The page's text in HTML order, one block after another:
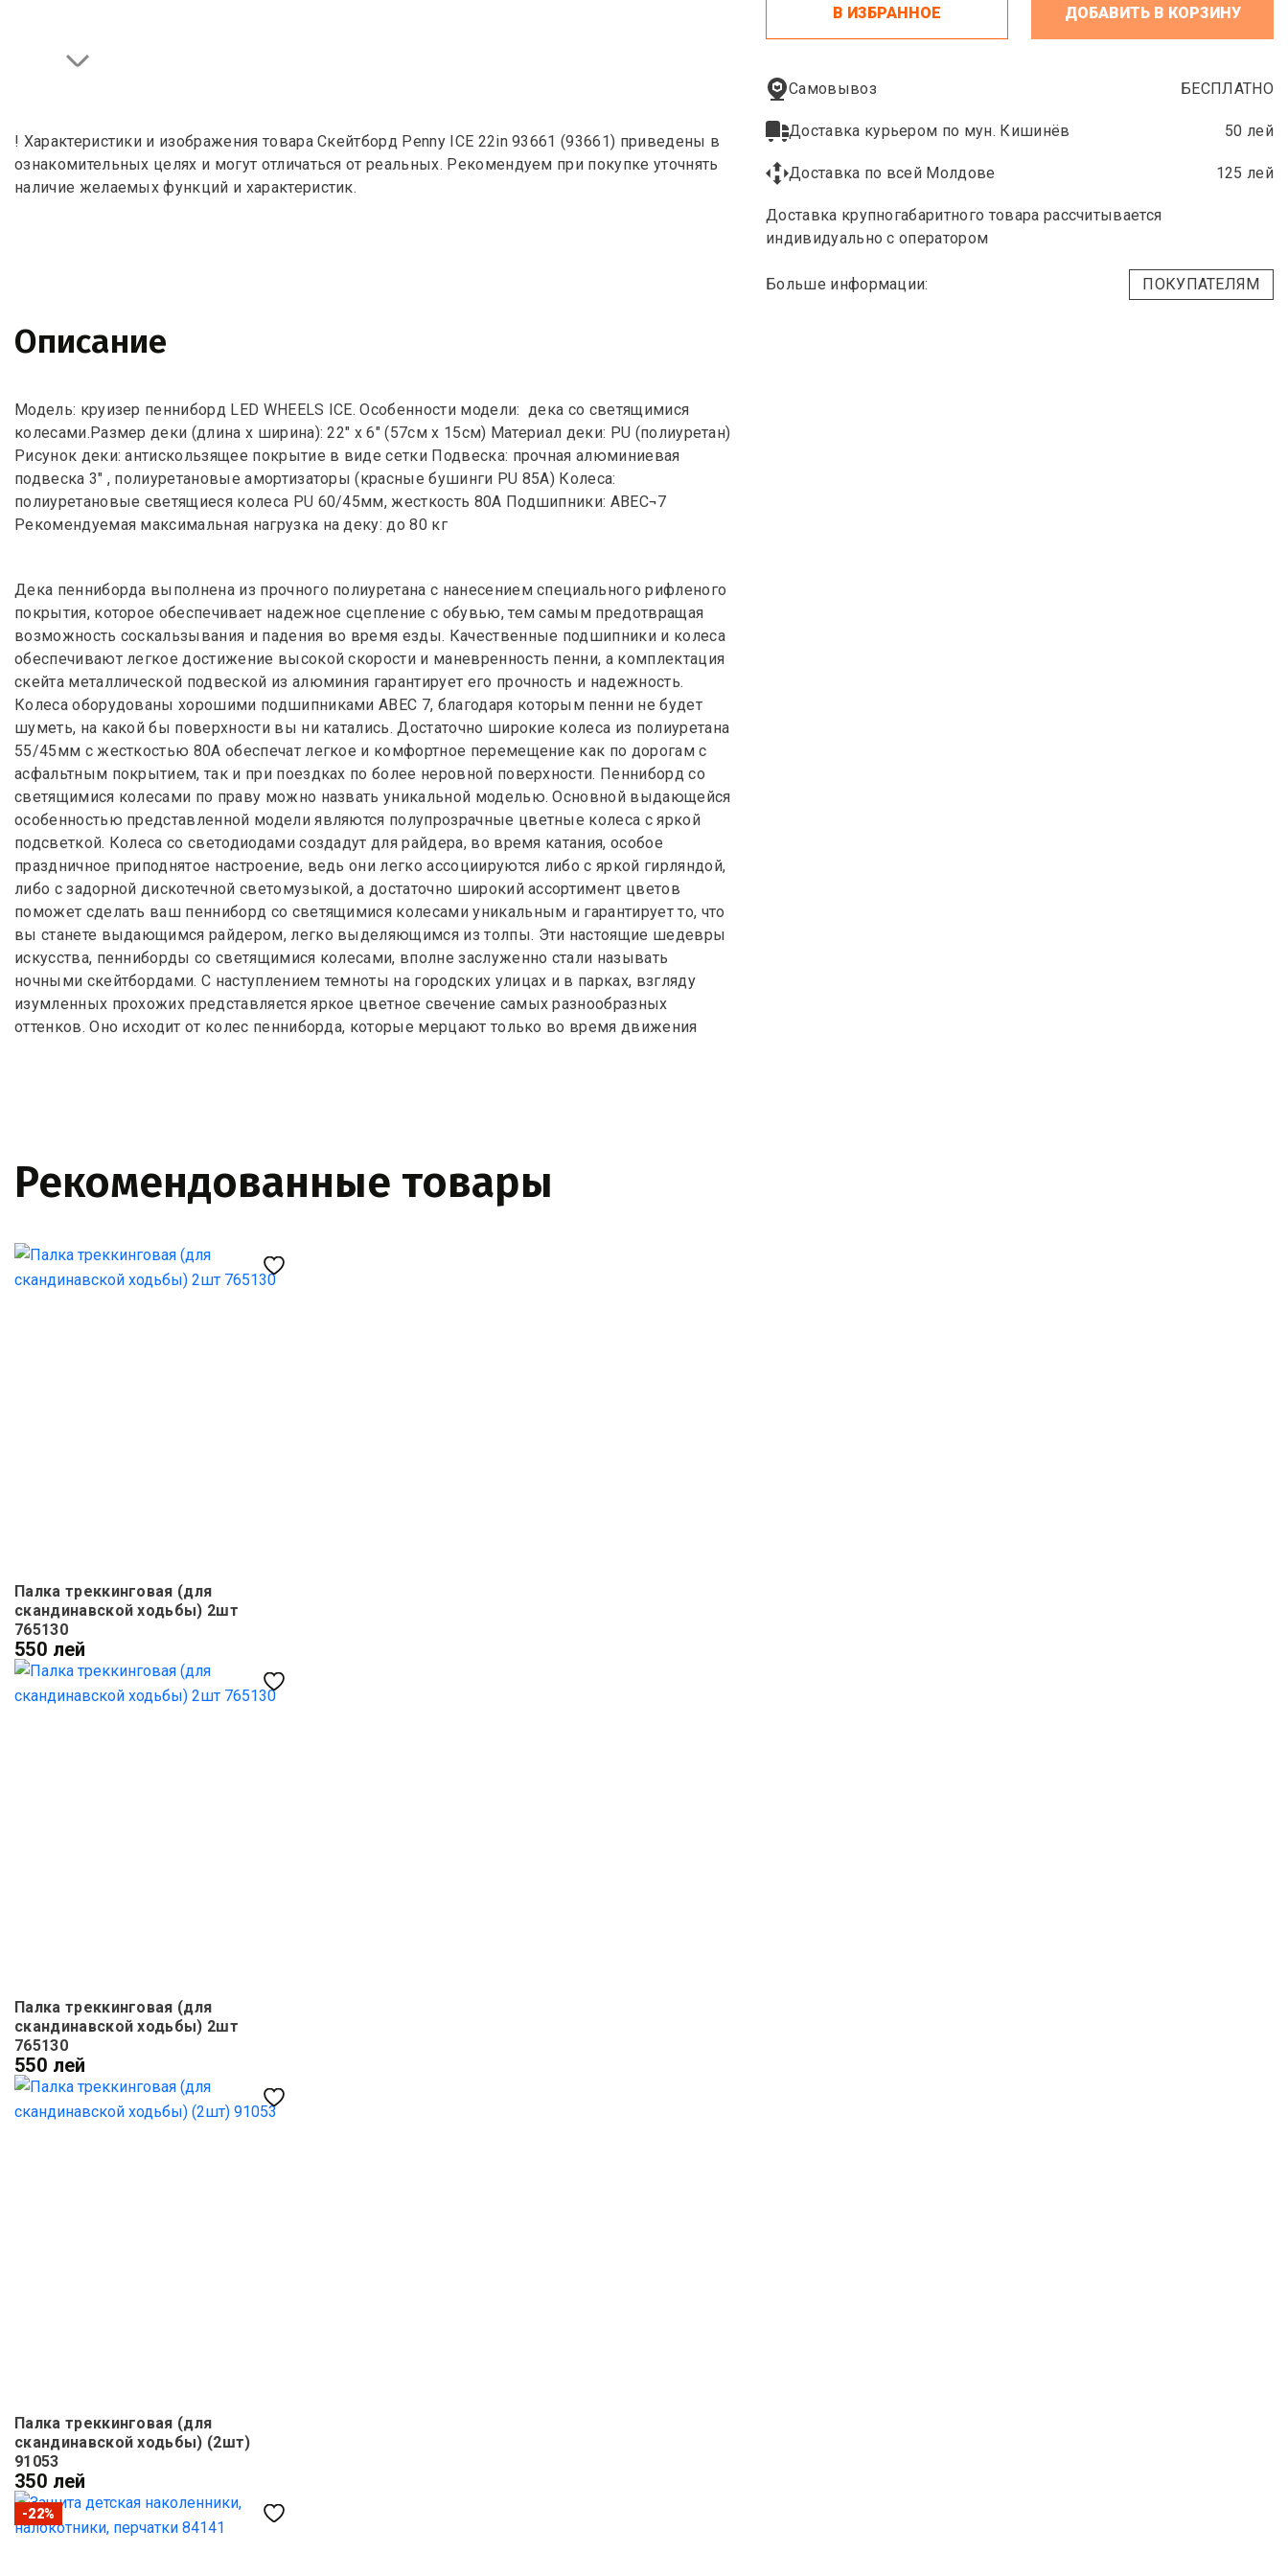
! Характеристики и изображения товара Скейтборд Penny ICE 22in 93661 (93661) приведены в
ознакомительных целях и могут отличаться от реальных. Рекомендуем при покупке уточнять
наличие желаемых функций и характеристик.
Описание
Модель: круизер пенниборд LED WHEELS ICE. Особенности модели: дека со светящимися
колесами.Размер деки (длина х ширина): 22" х 6" (57см х 15см) Материал деки: PU (полиуретан)
Рисунок деки: антискользящее покрытие в виде сетки Подвеска: прочная алюминиевая
подвеска 3" , полиуретановые амортизаторы (красные бушинги PU 85A) Колеса:
полиуретановые светящиеся колеса PU 60/45мм, жесткость 80А Подшипники: ABEC¬7
Рекомендуемая максимальная нагрузка на деку: до 80 кг
Дека пенниборда выполнена из прочного полиуретана с нанесением специального рифленого
покрытия, которое обеспечивает надежное сцепление с обувью, тем самым предотвращая
возможность соскальзывания и падения во время езды. Качественные подшипники и колеса
обеспечивают легкое достижение высокой скорости и маневренность пенни, а комплектация
скейта металлической подвеской из алюминия гарантирует его прочность и надежность.
Колеса оборудованы хорошими подшипниками ABEC 7, благодаря которым пенни не будет
шуметь, на какой бы поверхности вы ни катались. Достаточно широкие колеса из полиуретана
55/45мм с жесткостью 80А обеспечат легкое и комфортное перемещение как по дорогам с
асфальтным покрытием, так и при поездках по более неровной поверхности. Пенниборд со
светящимися колесами по праву можно назвать уникальной моделью. Основной выдающейся
особенностью представленной модели являются полупрозрачные цветные колеса с яркой
подсветкой. Колеса со светодиодами создадут для райдера, во время катания, особое
праздничное приподнятое настроение, ведь они легко ассоциируются либо с яркой гирляндой,
либо с задорной дискотечной светомузыкой, а достаточно широкий ассортимент цветов
поможет сделать ваш пенниборд со светящимися колесами уникальным и гарантирует то, что
вы станете выдающимся райдером, легко выделяющимся из толпы. Эти настоящие шедевры
искусства, пенниборды со светящимися колесами, вполне заслуженно стали называть
ночными скейтбордами. С наступлением темноты на городских улицах и в парках, взгляду
изумленных прохожих представляется яркое цветное свечение самых разнообразных
оттенков. Оно исходит от колес пенниборда, которые мерцают только во время движения
В ИЗБРАННОЕ ДОБАВИТЬ В КОРЗИНУ
Самовывоз БЕСПЛАТНО
Доставка курьером по мун. Кишинёв 50 лей
Доставка по всей Молдове 125 лей
Доставка крупногабаритного товара рассчитывается
индивидуально с оператором
Больше информации: ПОКУПАТЕЛЯМ
Рекомендованные товары
Палка треккинговая (для
скандинавской ходьбы) 2шт
765130
550 лей
Палка треккинговая (для
скандинавской ходьбы) 2шт
765130
550 лей
Палка треккинговая (для
скандинавской ходьбы) (2шт)
91053
350 лей
-22%